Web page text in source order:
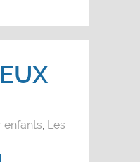
enfants Les